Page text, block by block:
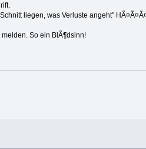
liegen, was Verluste angeht"
So ein BlÃ¶dsinn!